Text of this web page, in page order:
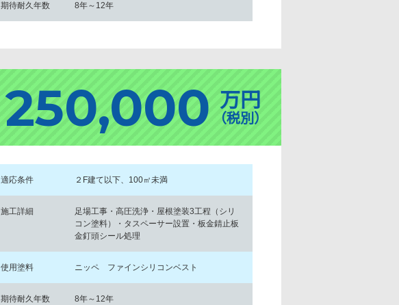
期待耐久年数 8年～12年
250,000 万円
（税別）
適応条件 ２F建て以下、100㎡未満
施工詳細
足場工事・高圧洗浄・屋根塗装3工程（シリ
コン塗料）・タスペーサー設置・板金錆止板
金釘頭シール処理
使用塗料 ニッペ ファインシリコンベスト
期待耐久年数 8年～12年